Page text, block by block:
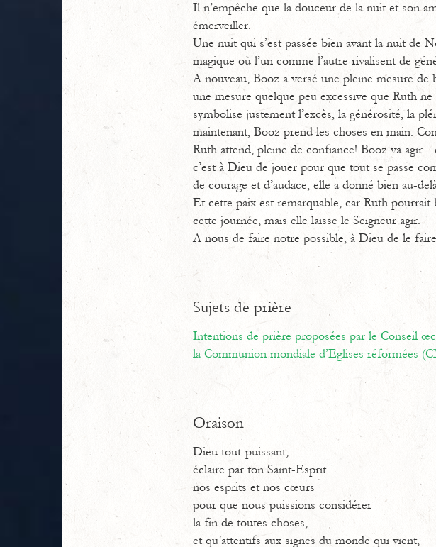
Il n’empêche que la douceur de la nuit et son
émerveiller.
Une nuit qui s’est passée bien avant la nuit de
magique où l’un comme l’autre rivalisent de
A nouveau, Booz a versé une pleine mesure
une mesure quelque peu excessive que Ruth
symbolise justement l’excès, la générosité, la
maintenant, Booz prend les choses en main.
Ruth attend, pleine de confiance! Booz va
c’est à Dieu de jouer pour que tout se passe
de courage et d’audace, elle a donné bien au-
Et cette paix est remarquable, car Ruth pourrait
cette journée, mais elle laisse le Seigneur agir.
A nous de faire notre possible, à Dieu de le
Sujets de prière
Intentions de prière proposées par le Conseil
la Communion mondiale d’Eglises réformées
Oraison
Dieu tout-puissant,
éclaire par ton Saint-Esprit
nos esprits et nos cœurs
pour que nous puissions considérer
la fin de toutes choses,
et qu’attentifs aux signes du monde qui vient,